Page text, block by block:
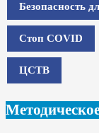
Безопасность
Стоп COVID
ЦСТВ